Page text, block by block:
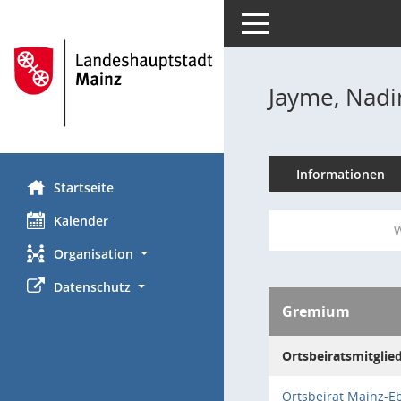
Startseite
Kalender
Organisation
Datenschutz
Toggle navigation
Jayme,
Informationen
Gremium
Ortsbeirat Mainz-